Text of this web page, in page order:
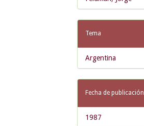
Tema
Argentina
Fecha de publicación
1987